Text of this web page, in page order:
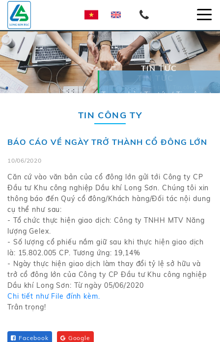
TIN TỨC
Trang chủ / Tin tức / Tin công ty
TIN TỨC
Trang chủ / Tin tức / Tin công ty
TIN CÔNG TY
BÁO CÁO VỀ NGÀY TRỞ THÀNH CỔ ĐÔNG LỚN
10/06/2020
Căn cứ vào văn bản của cổ đông lớn gửi tới Công ty CP
Đầu tư Khu công nghiệp Dầu khí Long Sơn. Chúng tôi xin
thông báo đến Quý cổ đông/Khách hàng/Đối tác nội dung
cụ thể như sau:
- Tổ chức thực hiện giao dịch: Công ty TNHH MTV Năng
lượng Gelex.
- Số lượng cổ phiếu nắm giữ sau khi thực hiện giao dịch
là: 15.802.005 CP. Tương ứng: 19,14%
- Ngày thực hiện giao dịch làm thay đổi tỷ lệ sở hữu và
trở cổ đông lớn của Công ty CP Đầu tư Khu công nghiệp
Dầu khí Long Sơn: Từ ngày 05/06/2020
Chi tiết như File đính kèm.
Trân trọng!
Facebook Google